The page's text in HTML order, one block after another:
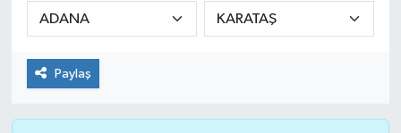
Paylaş
Dursunbey
Edremit